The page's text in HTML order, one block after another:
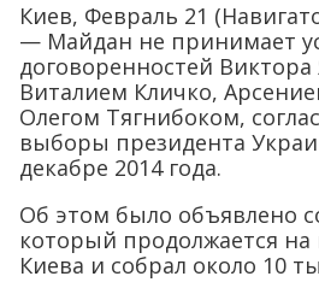
Киев, Февраль 21
— Майдан не принимает
договоренностей Виктора
Виталием Кличко,
Олегом Тягнибоком,
выборы президента
декабре 2014 года.
Об этом было объявлено
который продолжается
Киева и собрал около 10